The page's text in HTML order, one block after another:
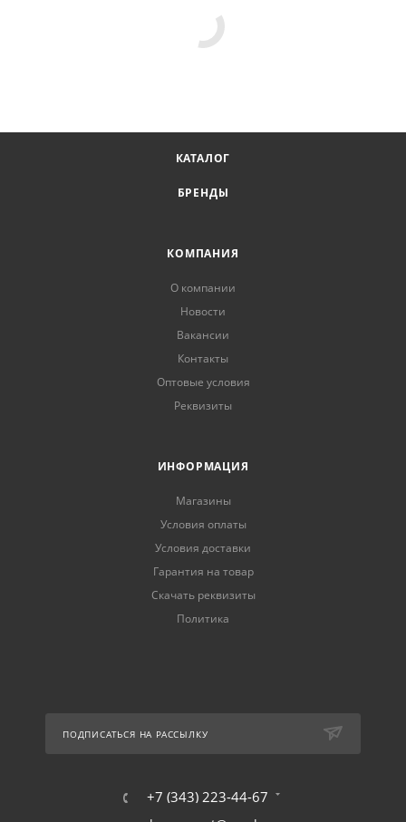
КАТАЛОГ
БРЕНДЫ
КОМПАНИЯ
О компании
Новости
Вакансии
Контакты
Оптовые условия
Реквизиты
ИНФОРМАЦИЯ
Магазины
Условия оплаты
Условия доставки
Гарантия на товар
Скачать реквизиты
Политика
ПОДПИСАТЬСЯ НА РАССЫЛКУ
+7 (343) 223-44-67